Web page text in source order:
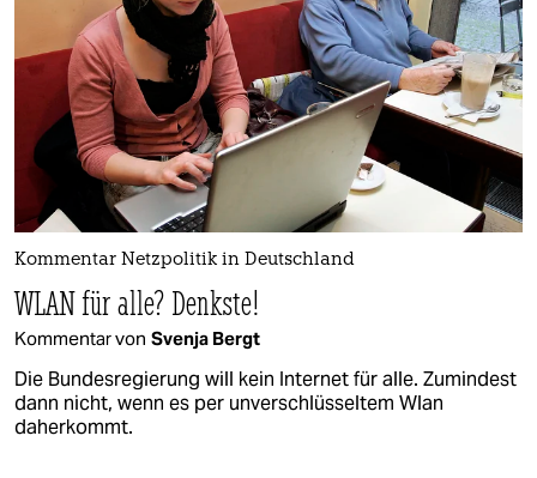
Kommentar Netzpolitik in Deutschland
WLAN für alle? Denkste!
Kommentar von Svenja Bergt
Die Bundesregierung will kein Internet für alle. Zumindest
dann nicht, wenn es per unverschlüsseltem Wlan
daherkommt.